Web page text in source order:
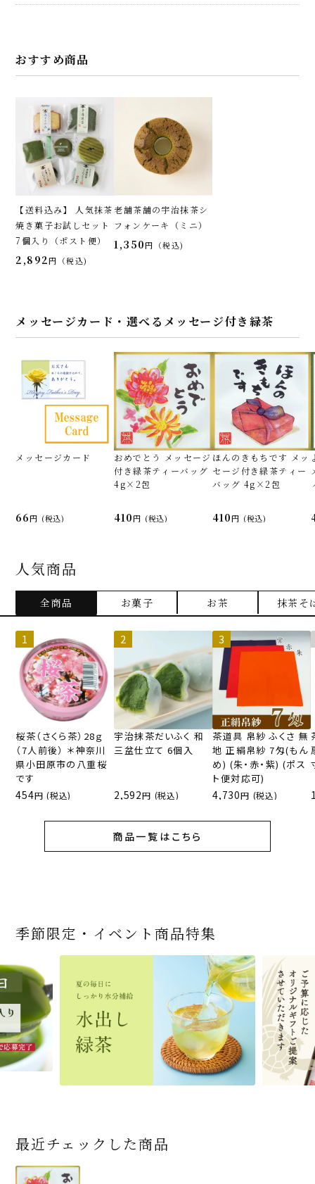
おすすめ商品
【送料込み】 人気抹茶
焼き菓子お試しセット
7個入り（ポスト便）
2,892 税込
老舗茶舗の宇治抹茶シ
フォンケーキ（ミニ）
1,350 税込
メッセージカード・選べるメッセージ付き緑茶
メッセージカード
66 (税込)
おめでとう メッセージ
付き緑茶ティーバッグ
4g×2包
410 (税込)
ほんのきもちです メッ
セージ付き緑茶ティー
バッグ 4g×2包
410 (税込)
人気商品
全商品 お菓子 お茶 抹茶そ
桜茶（さくら茶）28ｇ
（7人前後） ＊神奈川
県小田原市の八重桜
です
454 (税込)
宇治抹茶だいふく 和
三盆仕立て 6個入
2,592 (税込)
茶道具 帛紗 ふくさ 無
地 正絹帛紗 7匁(もん
め) (朱・赤・紫) (ポス
ト便対応可)
4,730 (税込)
商品一覧はこちら
宇治抹茶だいふく 和
三盆仕立て 6個入
2,592 (税込)
お茶屋の京都 宇治抹
1,743 (税込)
宇治抹茶 濃チーズケ
ーキ 『抹茶まる』 1セ
ット6個入
3,240 (税込)
商品一覧はこちら
桜茶（さくら茶）28ｇ
（7人前後） ＊神奈川
県小田原市の八重桜
です
454 (税込)
『釜炒りむぎ茶』 10g
324 (税込)
緑茶ティーパック（セ
ンパックシリーズ） 5g
×50袋
864 (税込)
商品一覧はこちら
宇治抹茶そば3袋・そ
ばつゆ6袋（6人前）セ
ット 化粧箱（カート
ン/ギフトボックス）
3,032 (税込)
【送料込み】宇治抹茶
そば160ｇ×2袋（4人
前）＋特撰そばつゆ4
個（ポスト便）
2,028 (税込)
宇治抹茶そば２袋・そ
ばつゆ４袋（４人前）
竹かごセット
2,278 (税込)
商品一覧はこちら
老舗茶舗の宇治抹茶
かすていらと宇治冠煎
茶の詰合せ
4,112 (税込)
宇治抹茶焼き菓子詰
4,511 (税込)
老舗茶舗のひやひやス
イーツセット 3種6個
3,356 (税込)
商品一覧はこちら
茶道具 帛紗 ふくさ 無
地 正絹帛紗 7匁(もん
め) (朱・赤・紫) (ポス
ト便対応可)
4,730 (税込)
茶道具 扇子（せんす）
扇子 利休百首 白竹 6
1,716 (税込)
おとなのお稽古セット
女子用 裏千家 茶道具
16,500 (税込)
商品一覧はこちら
季節限定・イベント商品特集
最近チェックした商品